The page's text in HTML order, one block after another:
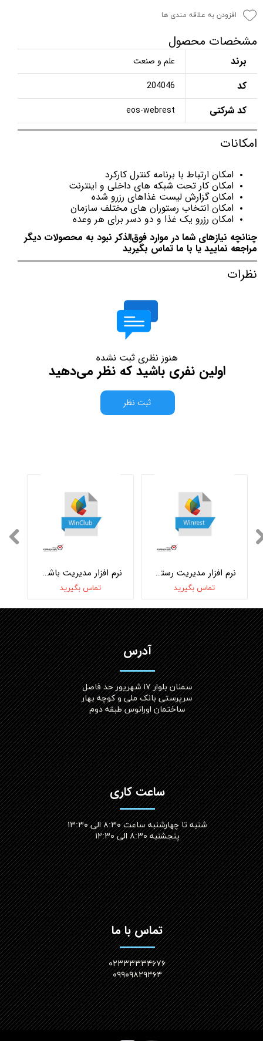
افزودن به علاقه مندی ها
مشخصات محصول
برند علم و صنعت
کد 204046
کد شرکتی eos-webrest
امکانات
امکان ارتباط با برنامه کنترل کارکرد
امکان کار تحت شبکه های داخلی و اینترنت
امکان گزارش لیست غذاهای رزرو شده
امکان انتخاب رستوران های مختلف سازمان
امکان رزرو یک غذا و دو دسر برای هر وعده
چنانچه نیازهای شما در موارد فوق‌الذکر نبود به محصولات دیگر
مراجعه نمایید یا با ما تماس بگیرید
نظرات
هنوز نظری ثبت نشده
اولین نفری باشید که نظر می‌دهید
ثبت نظر
نرم افزار مدیریت باشگاه WinClub
تماس بگیرید
نرم افزار مدیریت رستوران WinRest
تماس بگیرید
آدرس
سمنان بلوار ۱۷ شهریور حد فاصل
سرپرستی بانک ملی و کوچه بهار
ساختمان اورانوس طبقه دوم
ساعت کاری
شنبه تا چهارشنبه ساعت ۸:۳۰ الی ۱۳:۳۰
پنجشنبه ۸:۳۰ الی ۱۲:۳۰​​​​​​​
تماس با ما
۰۲۳۳۳۳۳۴۶۷۶
۰۹۹۰۹۸۲۹۴۶۴